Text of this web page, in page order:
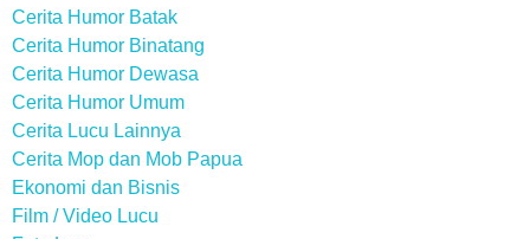
Cerita Humor Batak
Cerita Humor Binatang
Cerita Humor Dewasa
Cerita Humor Umum
Cerita Lucu Lainnya
Cerita Mop dan Mob Papua
Ekonomi dan Bisnis
Film / Video Lucu